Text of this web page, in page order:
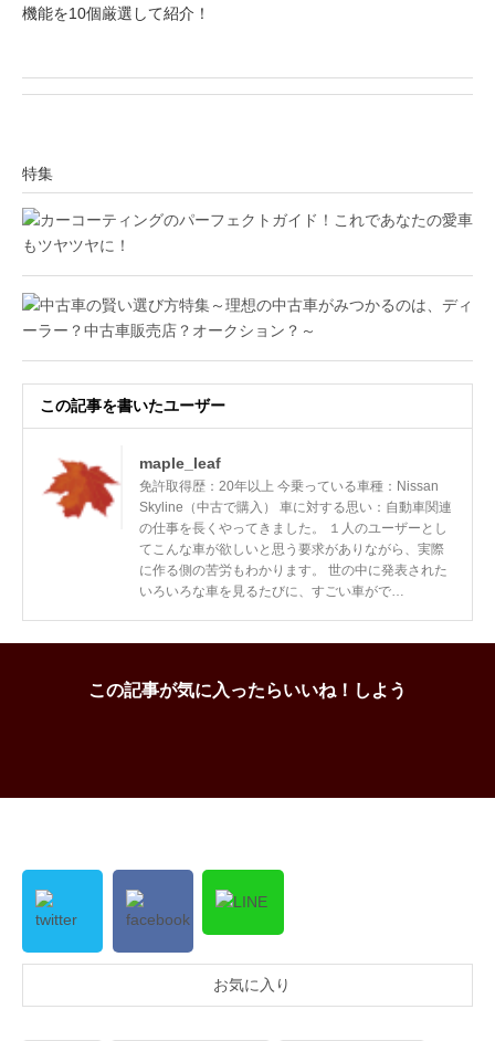
機能を10個厳選して紹介！
特集
この記事を書いたユーザー
maple_leaf
免許取得歴：20年以上 今乗っている車種：Nissan
Skyline（中古で購入） 車に対する思い：自動車関連
の仕事を長くやってきました。 １人のユーザーとし
てこんな車が欲しいと思う要求がありながら、実際
に作る側の苦労もわかります。 世の中に発表された
いろいろな車を見るたびに、すごい車がで…
この記事が気に入ったらいいね！しよう
お気に入り